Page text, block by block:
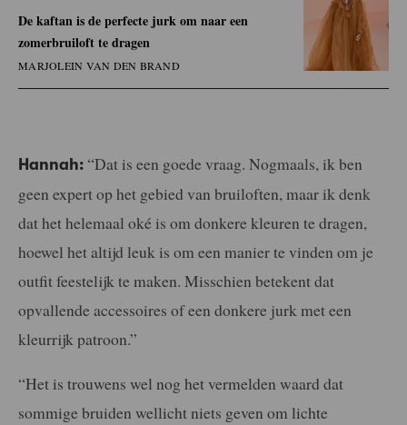
De kaftan is de perfecte jurk om naar een
zomerbruiloft te dragen
MARJOLEIN VAN DEN BRAND
Hannah: “Dat is een goede vraag. Nogmaals, ik ben
geen expert op het gebied van bruiloften, maar ik denk
dat het helemaal oké is om donkere kleuren te dragen,
hoewel het altijd leuk is om een manier te vinden om je
outfit feestelijk te maken. Misschien betekent dat
opvallende accessoires of een donkere jurk met een
kleurrijk patroon.”
“Het is trouwens wel nog het vermelden waard dat
sommige bruiden wellicht niets geven om lichte